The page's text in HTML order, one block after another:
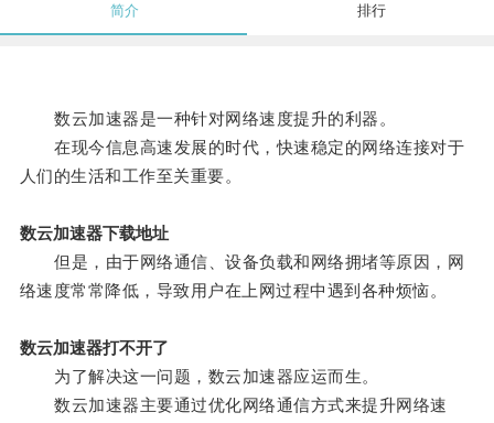
简介 排行
数云加速器是一种针对网络速度提升的利器。
在现今信息高速发展的时代，快速稳定的网络连接对于
人们的生活和工作至关重要。
数云加速器下载地址
但是，由于网络通信、设备负载和网络拥堵等原因，网
络速度常常降低，导致用户在上网过程中遇到各种烦恼。
数云加速器打不开了
为了解决这一问题，数云加速器应运而生。
数云加速器主要通过优化网络通信方式来提升网络速